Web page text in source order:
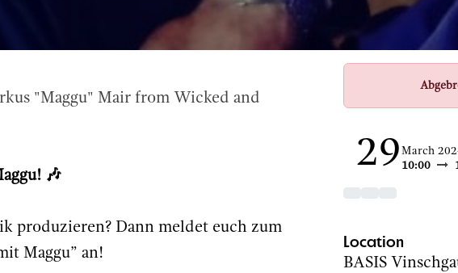
"Maggu" Mair from Wicked and
🎶
produzieren? Dann meldet euch zum
Maggu” an!
29 March
10:00
Location
BASIS